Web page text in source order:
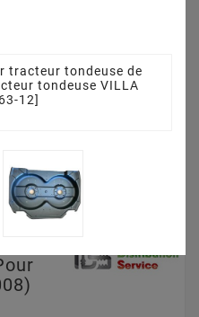
tracteur tondeuse de
tondeuse VILLA
12]